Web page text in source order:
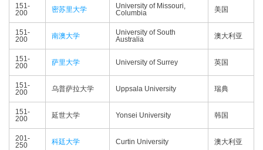
151-
200
密苏里大学
University of Missouri,
Columbia
美国
151-
200
南澳大学
University of South
Australia
澳大利亚
151-
200
萨里大学 University of Surrey 英国
151-
200
乌普萨拉大学 Uppsala University 瑞典
151-
200
延世大学 Yonsei University 韩国
201-
250
科廷大学 Curtin University 澳大利亚